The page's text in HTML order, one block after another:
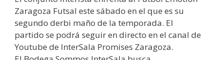
Zaragoza Futsal este sábado en el que es su
segundo derbi maño de la temporada. El
partido se podrá seguir en directo en el canal de
Youtube de InterSala Promises Zaragoza.